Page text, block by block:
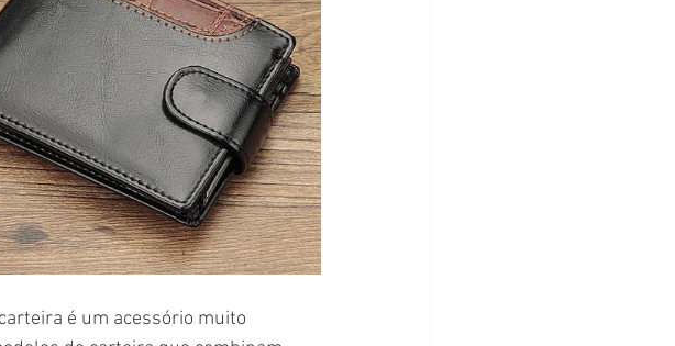
é um acessório muito